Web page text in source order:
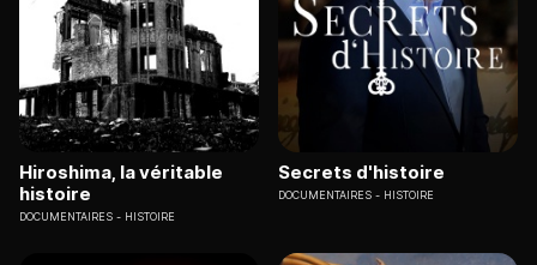
Hiroshima, la véritable
histoire
DOCUMENTAIRES HISTOIRE
Secrets d'histoire
DOCUMENTAIRES HISTOIRE